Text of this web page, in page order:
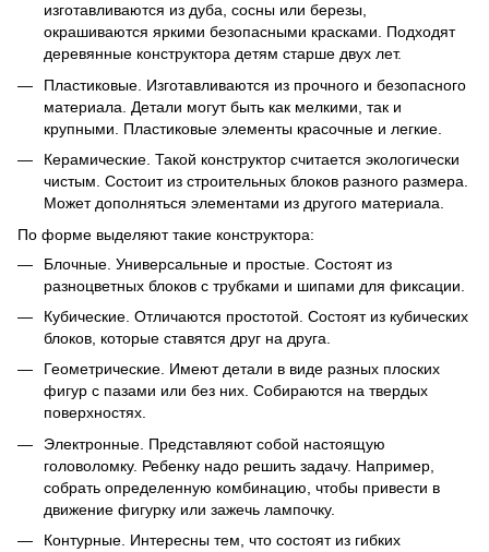
изготавливаются из дуба, сосны или березы,
окрашиваются яркими безопасными красками. Подходят
деревянные конструктора детям старше двух лет.
Пластиковые. Изготавливаются из прочного и безопасного
материала. Детали могут быть как мелкими, так и
крупными. Пластиковые элементы красочные и легкие.
Керамические. Такой конструктор считается экологически
чистым. Состоит из строительных блоков разного размера.
Может дополняться элементами из другого материала.
По форме выделяют такие конструктора:
Блочные. Универсальные и простые. Состоят из
разноцветных блоков с трубками и шипами для фиксации.
Кубические. Отличаются простотой. Состоят из кубических
блоков, которые ставятся друг на друга.
Геометрические. Имеют детали в виде разных плоских
фигур с пазами или без них. Собираются на твердых
поверхностях.
Электронные. Представляют собой настоящую
головоломку. Ребенку надо решить задачу. Например,
собрать определенную комбинацию, чтобы привести в
движение фигурку или зажечь лампочку.
Контурные. Интересны тем, что состоят из гибких